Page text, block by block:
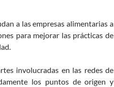
a las empresas alimentarias a
para mejorar las prácticas de
involucradas en las redes de
los puntos de origen y